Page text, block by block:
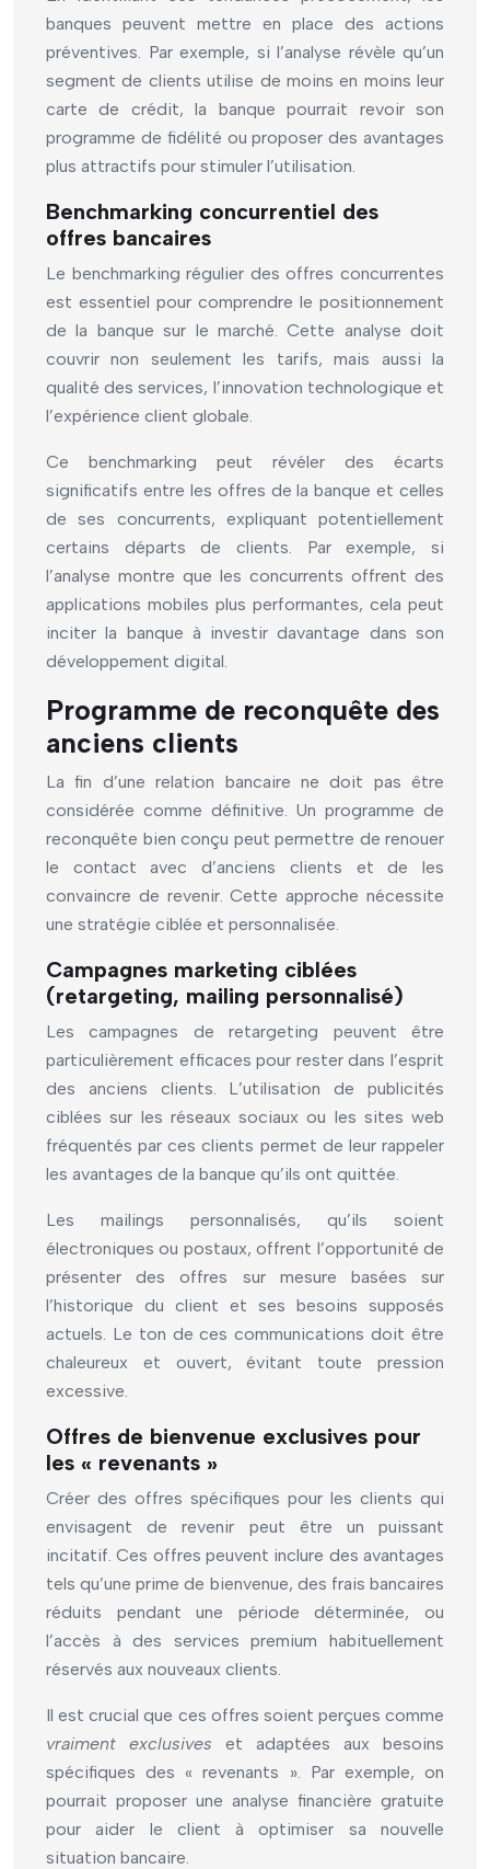
banques peuvent mettre en place des actions
préventives. Par exemple, si l’analyse révèle qu’un
segment de clients utilise de moins en moins leur
carte de crédit, la banque pourrait revoir son
programme de fidélité ou proposer des avantages
plus attractifs pour stimuler l’utilisation.
Benchmarking concurrentiel des
offres bancaires
Le benchmarking régulier des offres concurrentes
est essentiel pour comprendre le positionnement
de la banque sur le marché. Cette analyse doit
couvrir non seulement les tarifs, mais aussi la
qualité des services, l’innovation technologique et
l’expérience client globale.
Ce benchmarking peut révéler des écarts
significatifs entre les offres de la banque et celles
de ses concurrents, expliquant potentiellement
certains départs de clients. Par exemple, si
l’analyse montre que les concurrents offrent des
applications mobiles plus performantes, cela peut
inciter la banque à investir davantage dans son
développement digital.
Programme de reconquête des
anciens clients
La fin d’une relation bancaire ne doit pas être
considérée comme définitive. Un programme de
reconquête bien conçu peut permettre de renouer
le contact avec d’anciens clients et de les
convaincre de revenir. Cette approche nécessite
une stratégie ciblée et personnalisée.
Campagnes marketing ciblées
(retargeting, mailing personnalisé)
Les campagnes de retargeting peuvent être
particulièrement efficaces pour rester dans l’esprit
des anciens clients. L’utilisation de publicités
ciblées sur les réseaux sociaux ou les sites web
fréquentés par ces clients permet de leur rappeler
les avantages de la banque qu’ils ont quittée.
Les mailings personnalisés, qu’ils soient
électroniques ou postaux, offrent l’opportunité de
présenter des offres sur mesure basées sur
l’historique du client et ses besoins supposés
actuels. Le ton de ces communications doit être
chaleureux et ouvert, évitant toute pression
excessive.
Offres de bienvenue exclusives pour
les « revenants »
Créer des offres spécifiques pour les clients qui
envisagent de revenir peut être un puissant
incitatif. Ces offres peuvent inclure des avantages
tels qu’une prime de bienvenue, des frais bancaires
réduits pendant une période déterminée, ou
l’accès à des services premium habituellement
réservés aux nouveaux clients.
Il est crucial que ces offres soient perçues comme
vraiment exclusives et adaptées aux besoins
spécifiques des « revenants ». Par exemple, on
pourrait proposer une analyse financière gratuite
pour aider le client à optimiser sa nouvelle
situation bancaire.